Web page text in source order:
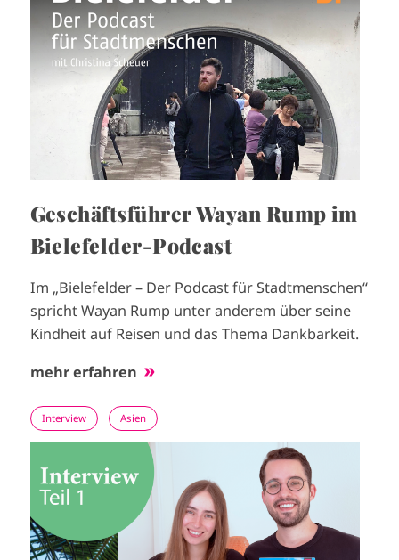
Geschäftsführer Wayan Rump im
Bielefelder-Podcast
Im „Bielefelder – Der Podcast für Stadtmenschen“
spricht Wayan Rump unter anderem über seine
Kindheit auf Reisen und das Thema Dankbarkeit.
mehr erfahren
Interview Asien
e